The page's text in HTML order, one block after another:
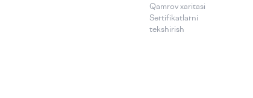
Qamrov xaritasi
Sertifikatlarni
tekshirish